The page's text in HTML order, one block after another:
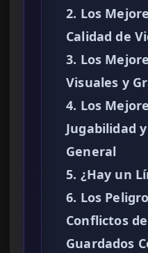
2. Los
Calidad de
3. Los
Visuales y
4. Los
Jugabilidad
General
5. ¿Hay un
6. Los
Conflictos
Guardados